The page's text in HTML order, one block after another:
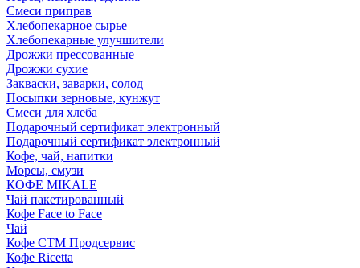
Смеси приправ
Хлебопекарное сырье
Хлебопекарные улучшители
Дрожжи прессованные
Дрожжи сухие
Закваски, заварки, солод
Посыпки зерновые, кунжут
Смеси для хлеба
Подарочный сертификат электронный
Подарочный сертификат электронный
Кофе, чай, напитки
Морсы, смузи
КОФЕ MIKALE
Чай пакетированный
Кофе Face to Face
Чай
Кофе СТМ Продсервис
Кофе Ricetta